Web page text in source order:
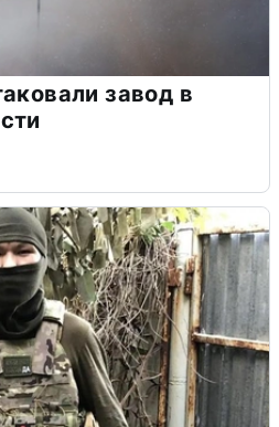
завод в